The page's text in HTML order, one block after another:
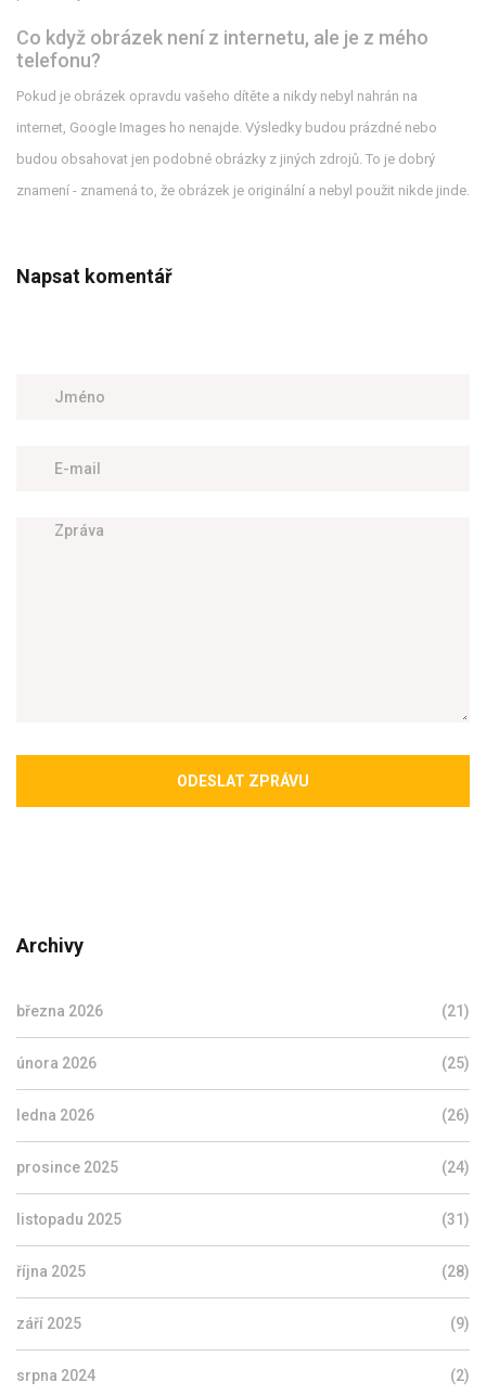
Co když obrázek není z internetu, ale je z mého
telefonu?
Pokud je obrázek opravdu vašeho dítěte a nikdy nebyl nahrán na
internet, Google Images ho nenajde. Výsledky budou prázdné nebo
budou obsahovat jen podobné obrázky z jiných zdrojů. To je dobrý
znamení - znamená to, že obrázek je originální a nebyl použit nikde jinde.
Napsat komentář
ODESLAT ZPRÁVU
Archivy
března 2026 (21)
února 2026 (25)
ledna 2026 (26)
prosince 2025 (24)
listopadu 2025 (31)
října 2025 (28)
září 2025 (9)
srpna 2024 (2)